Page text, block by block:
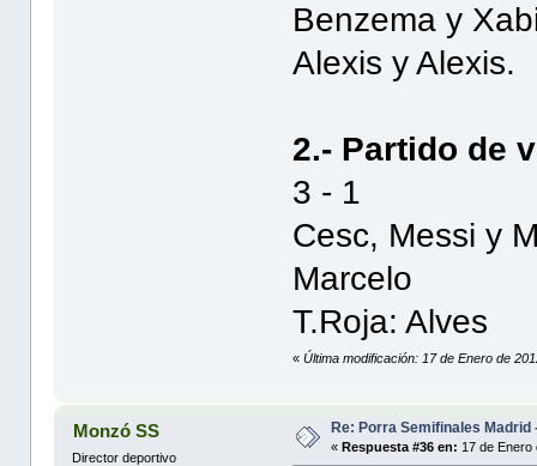
Benzema y
Alexis y Alexis.
2.- Partido de
3 - 1
Cesc, Messi y
Marcelo
T.Roja: Alves
«Última modificación: 17 de Enero de
Monzó SS
Director deportivo
Re: Porra Semifinales Madrid
«Respuesta #36 en: 17 de Enero